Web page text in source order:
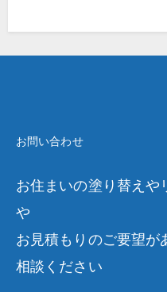
お問い合わせ
お住まいの塗り替えや
や
お見積もりのご要望が
相談ください